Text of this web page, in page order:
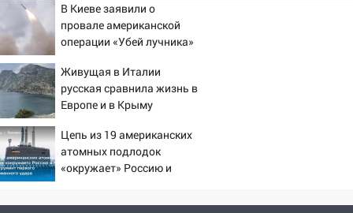
провернул хитрую схему с чужими
проездными
12:10
120 тысяч долга
11:49
Снят режим «Ракетная
опасность» на территории Ульяновской
области
11:30
Кабмин РФ разрешил до 1 июля
2027 года импорт, выпуск и обращение
бензина Евро 2, Евро 3, Евро 4
В Киеве заявили о
провале американской
операции «Убей лучника»
Живущая в Италии
русская сравнила жизнь в
Европе и в Крыму
Цепь из 19 американских
атомных подлодок
«окружает» Россию и